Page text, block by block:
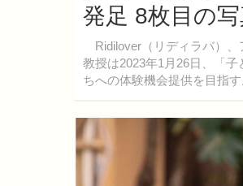
発足 8枚目の
Ridilover（リディラバ）、
教授は2023年1月26日、「
ちへの体験機会提供を目指す